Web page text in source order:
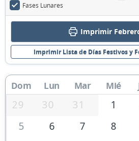
Fases Lunares
Imprimir
Imprimir Lista de Días Festivos y
Dom Lun Mar Mié
29 30 31 1
5
6 7 8